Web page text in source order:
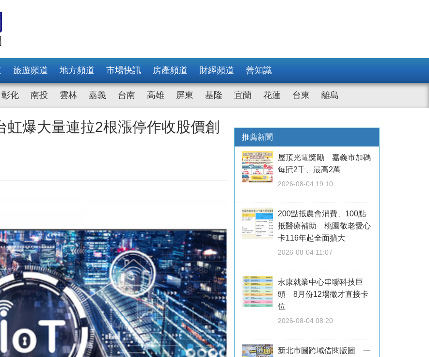
旅遊頻道 地方頻道 市場快訊 房產頻道 財經頻道 善知識
彰化 南投 雲林 嘉義 台南 高雄 屏東 基隆 宜蘭 花蓮 台東 離島
爆大量連拉2根漲停作收股價創
推薦新聞
屋頂光電獎勵 嘉義市加碼
每瓩2千、最高2萬
2026-08-04 19:10
200點抵農會消費、100點
抵醫療補助 桃園敬老愛心
卡116年起全面擴大
2026-08-04 11:07
永康就業中心串聯科技巨
頭 8月份12場徵才直接卡
位
2026-08-04 08:20
新北市圖跨域借閱版圖 一